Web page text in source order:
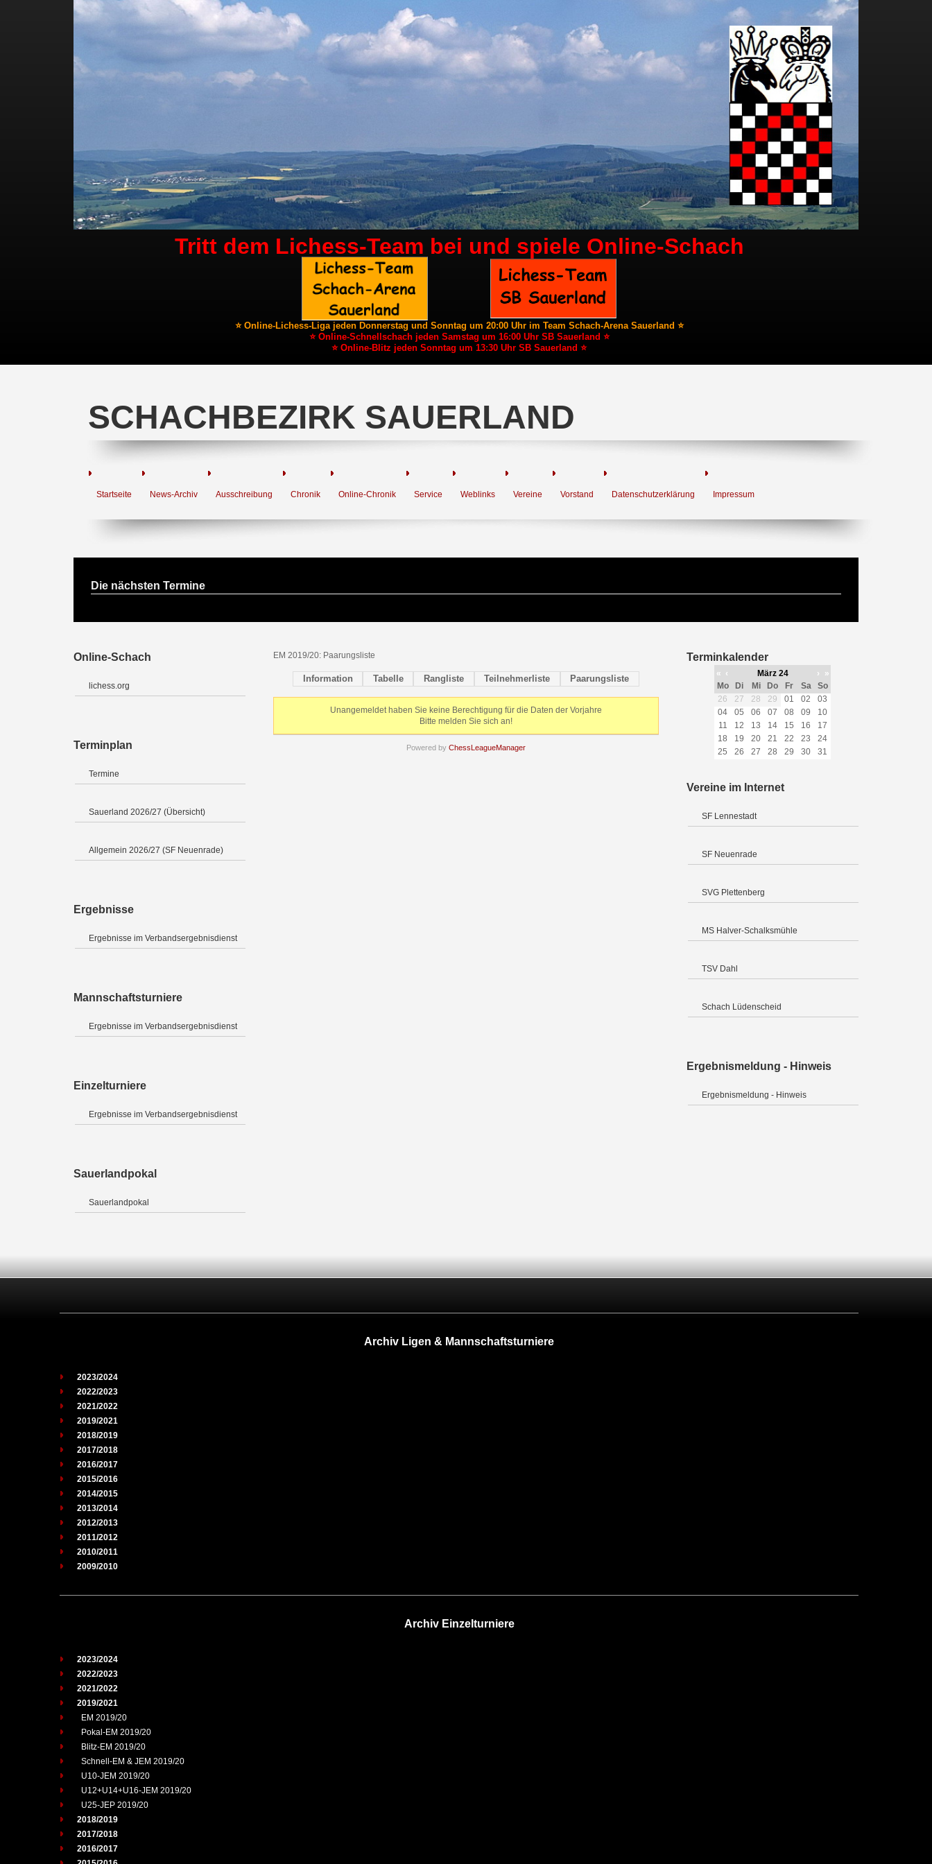
Tritt dem Lichess-Team bei und spiele Online-Schach
⭐ Online-Lichess-Liga jeden Donnerstag und Sonntag um 20:00 Uhr im Team Schach-Arena Sauerland ⭐
⭐ Online-Schnellschach jeden Samstag um 16:00 Uhr SB Sauerland ⭐
⭐ Online-Blitz jeden Sonntag um 13:30 Uhr SB Sauerland ⭐
SCHACHBEZIRK SAUERLAND
Startseite News-Archiv Ausschreibung Chronik Online-Chronik Service Weblinks Vereine Vorstand Datenschutzerklärung Impressum
Die nächsten Termine
Online-Schach
lichess.org
Terminplan
Termine
Sauerland 2026/27 (Übersicht)
Allgemein 2026/27 (SF Neuenrade)
Ergebnisse
Ergebnisse im Verbandsergebnisdienst
Mannschaftsturniere
Ergebnisse im Verbandsergebnisdienst
Einzelturniere
Ergebnisse im Verbandsergebnisdienst
Sauerlandpokal
Sauerlandpokal
EM 2019/20: Paarungsliste
Information Tabelle Rangliste Teilnehmerliste Paarungsliste
Unangemeldet haben Sie keine Berechtigung für die Daten der Vorjahre
Bitte melden Sie sich an!
Powered by ChessLeagueManager
Terminkalender
« ‹ März 24 ›
»
Mo
Di Mi Do Fr Sa
So
26
27 28 29 01 02
03
04
05 06 07 08 09
10
11
12 13 14 15 16
17
18
19 20 21 22 23
24
25
26 27 28 29 30 31
Vereine im Internet
SF Lennestadt
SF Neuenrade
SVG Plettenberg
MS Halver-Schalksmühle
TSV Dahl
Schach Lüdenscheid
Ergebnismeldung - Hinweis
Ergebnismeldung - Hinweis
Archiv Ligen & Mannschaftsturniere
2023/2024
2022/2023
2021/2022
2019/2021
2018/2019
2017/2018
2016/2017
2015/2016
2014/2015
2013/2014
2012/2013
2011/2012
2010/2011
2009/2010
Archiv Einzelturniere
2023/2024
2022/2023
2021/2022
2019/2021
EM 2019/20
Pokal-EM 2019/20
Blitz-EM 2019/20
Schnell-EM & JEM 2019/20
U10-JEM 2019/20
U12+U14+U16-JEM 2019/20
U25-JEP 2019/20
2018/2019
2017/2018
2016/2017